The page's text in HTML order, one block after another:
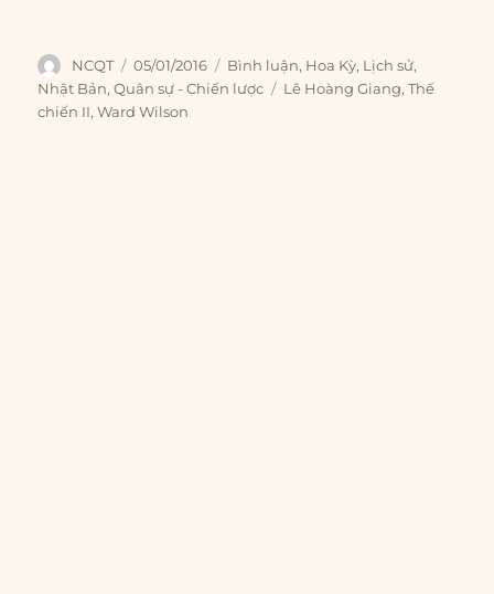
Author
NCQT
Posted
on
05/01/2016 Categories
Bình luận, Hoa Kỳ, Lịch sử,
Nhật Bản,Quân sự - Chiến lược Tags
Lê Hoàng Giang,Thế
chiến II,Ward Wilson